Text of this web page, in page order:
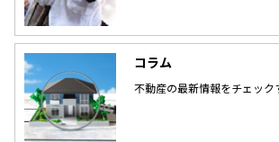
コラム
不動産の最新情報をチェック